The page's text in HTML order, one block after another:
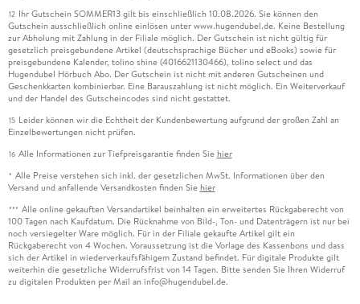
12 Ihr Gutschein SOMMER13 gilt bis einschließlich 10.08.2026. Sie können den
Gutschein ausschließlich online einlösen unter www.hugendubel.de. Keine Bestellung
zur Abholung mit Zahlung in der Filiale möglich. Der Gutschein ist nicht gültig für
gesetzlich preisgebundene Artikel (deutschsprachige Bücher und eBooks) sowie für
preisgebundene Kalender, tolino shine (4016621130466), tolino select und das
Hugendubel Hörbuch Abo. Der Gutschein ist nicht mit anderen Gutscheinen und
Geschenkkarten kombinierbar. Eine Barauszahlung ist nicht möglich. Ein Weiterverkauf
und der Handel des Gutscheincodes sind nicht gestattet.
15 Leider können wir die Echtheit der Kundenbewertung aufgrund der großen Zahl an
Einzelbewertungen nicht prüfen.
16 Alle Informationen zur Tiefpreisgarantie finden Sie hier
* Alle Preise verstehen sich inkl. der gesetzlichen MwSt. Informationen über den
Versand und anfallende Versandkosten finden Sie hier
*** Alle online gekauften Versandartikel beinhalten ein erweitertes Rückgaberecht von
100 Tagen nach Kaufdatum. Die Rücknahme von Bild-, Ton- und Datenträgern ist nur bei
noch versiegelter Ware möglich. Für in der Filiale gekaufte Artikel gilt ein
Rückgaberecht von 4 Wochen. Voraussetzung ist die Vorlage des Kassenbons und dass
sich der Artikel in wiederverkaufsfähigem Zustand befindet. Für digitale Produkte gilt
weiterhin die gesetzliche Widerrufsfrist von 14 Tagen. Bitte senden Sie Ihren Widerruf
zu digitalen Produkten per Mail an info@hugendubel.de.